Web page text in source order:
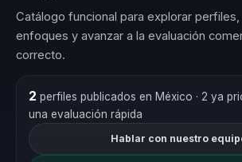
Catálogo funcional para explorar
enfoques y avanzar a la evaluación
correcto.
2 perfiles publicados en México · 2 ya
una evaluación rápida
Hablar con nuestro